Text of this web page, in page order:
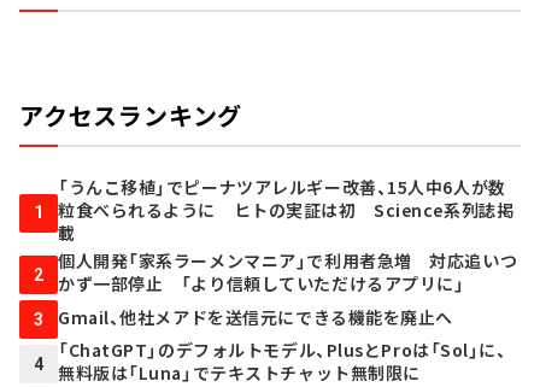
アクセスランキング
1
「うんこ移植」でピーナツアレルギー改善、15人中6人が数
粒食べられるように ヒトの実証は初 Science系列誌掲
載
2
個人開発「家系ラーメンマニア」で利用者急増 対応追いつ
かず一部停止 「より信頼していただけるアプリに」
3 Gmail、他社メアドを送信元にできる機能を廃止へ
4
「ChatGPT」のデフォルトモデル、PlusとProは「Sol」に、
無料版は「Luna」でテキストチャット無制限に